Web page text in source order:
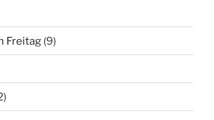
Freitag (9)